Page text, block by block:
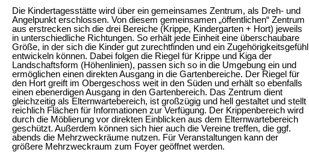
Die Kindertagesstätte wird über ein gemeinsames Zentrum, als Dreh- und
Angelpunkt erschlossen. Von diesem gemeinsamen „öffentlichen“ Zentrum
aus erstrecken sich die drei Bereiche (Krippe, Kindergarten + Hort) jeweils
in unterschiedliche Richtungen. So erhält jede Einheit eine überschaubare
Größe, in der sich die Kinder gut zurechtfinden und ein Zugehörigkeitsgefühl
entwickeln können. Dabei folgen die Riegel für Krippe und Kiga der
Landschaftsform (Höhenlinien), passen sich so in die Umgebung ein und
ermöglichen einen direkten Ausgang in die Gartenbereiche. Der Riegel für
den Hort greift im Obergeschoss weit in den Süden und erhält so ebenfalls
einen ebenerdigen Ausgang in den Gartenbereich. Das Zentrum dient
gleichzeitig als Elternwartebereich, ist großzügig und hell gestaltet und stellt
reichlich Flächen für Informationen zur Verfügung. Der Krippenbereich wird
durch die Möblierung vor direkten Einblicken aus dem Elternwartebereich
geschützt. Außerdem können sich hier auch die Vereine treffen, die ggf.
abends die Mehrzweckräume nutzen. Für Veranstaltungen kann der
größere Mehrzweckraum zum Foyer geöffnet werden.